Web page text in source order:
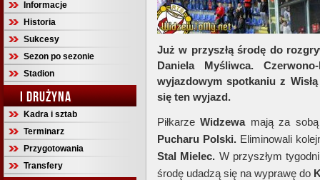
Informacje
Historia
Sukcesy
Sezon po sezonie
Stadion
I DRUŻYNA
Kadra i sztab
Terminarz
Przygotowania
Transfery
Już w przyszłą środę do
Daniela Myśliwca.
wyjazdowym spotkaniu z
się ten wyjazd.
PiłkarzeWidzewamają za sobą
Pucharu Polski.Eliminowali
Stal Mielec. W przyszłym
środę udadzą się na wyprawę do